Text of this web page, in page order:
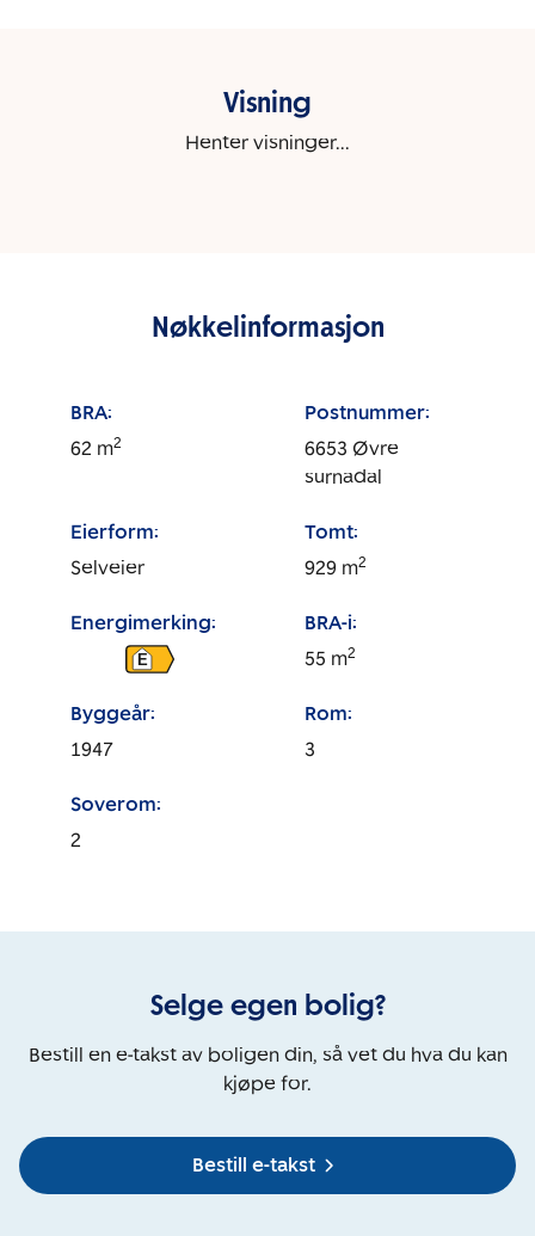
Visning
Henter visninger...
Nøkkelinformasjon
BRA:
62 m2
Postnummer:
6653 Øvre
surnadal
Eierform:
Selveier
Tomt:
929 m2
Energimerking:
E
BRA-i:
55 m2
Byggeår:
1947
Rom:
3
Soverom:
2
Selge egen bolig?
Bestill en e-takst av boligen din, så vet du hva du kan
kjøpe for.
Bestill e-takst